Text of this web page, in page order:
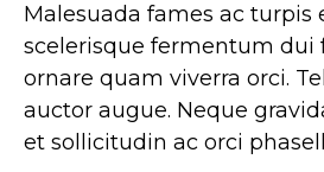
Malesuada fames ac turpis
scelerisque fermentum dui
ornare quam viverra orci.
auctor augue. Neque
et sollicitudin ac orci